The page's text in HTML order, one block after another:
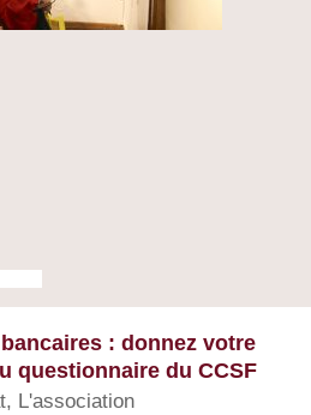
: donnez votre
questionnaire du CCSF
, L'association